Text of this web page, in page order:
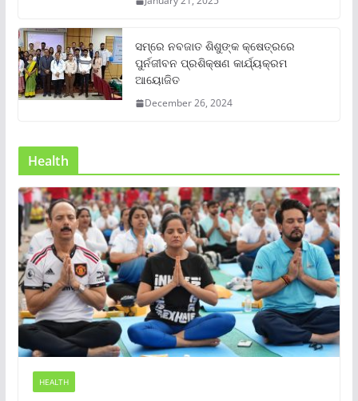
ସମ୍‌ରେ ନବଜାତ ଶିଶୁଙ୍କ କ୍ଷେତ୍ରରେ
ପୁର୍ନଜୀବନ ପ୍ରଶିକ୍ଷଣ କାର୍ଯ୍ୟକ୍ରମ
ଆୟୋଜିତ
December 26, 2024
Health
HEALTH